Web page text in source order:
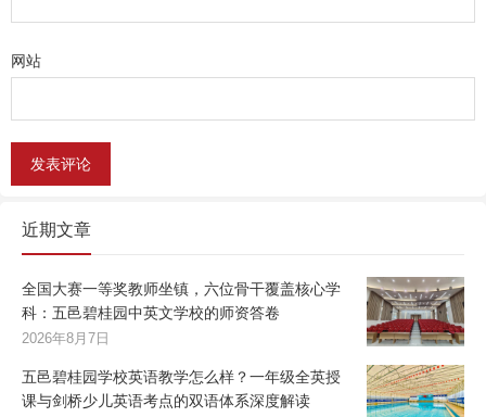
网站
近期文章
全国大赛一等奖教师坐镇，六位骨干覆盖核心学
科：五邑碧桂园中英文学校的师资答卷
2026年8月7日
五邑碧桂园学校英语教学怎么样？一年级全英授
课与剑桥少儿英语考点的双语体系深度解读